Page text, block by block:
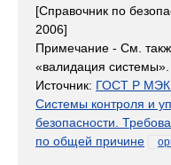
[Справочник по
2006]
Примечание - См.
«валидация системы».
Источник: ГОСТ Р МЭК
Системы контроля и
безопасности.
по общей причине